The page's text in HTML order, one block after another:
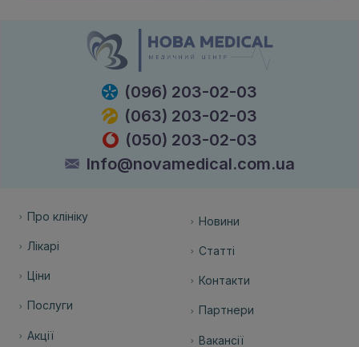
(096) 203-02-03
(063) 203-02-03
(050) 203-02-03
Info@novamedical.com.ua
Про клініку
Лікарі
Ціни
Послуги
Акції
Новини
Статті
Контакти
Партнери
Вакансії